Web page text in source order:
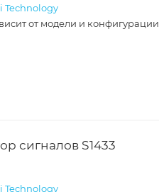
Technology
от модели и конфигурации
сигналов S1433
Technology